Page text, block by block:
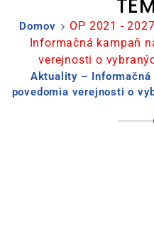
Domov OP 2021 -
Informačná kampaň
verejnosti o
Aktuality – Informačná
povedomia verejnosti o